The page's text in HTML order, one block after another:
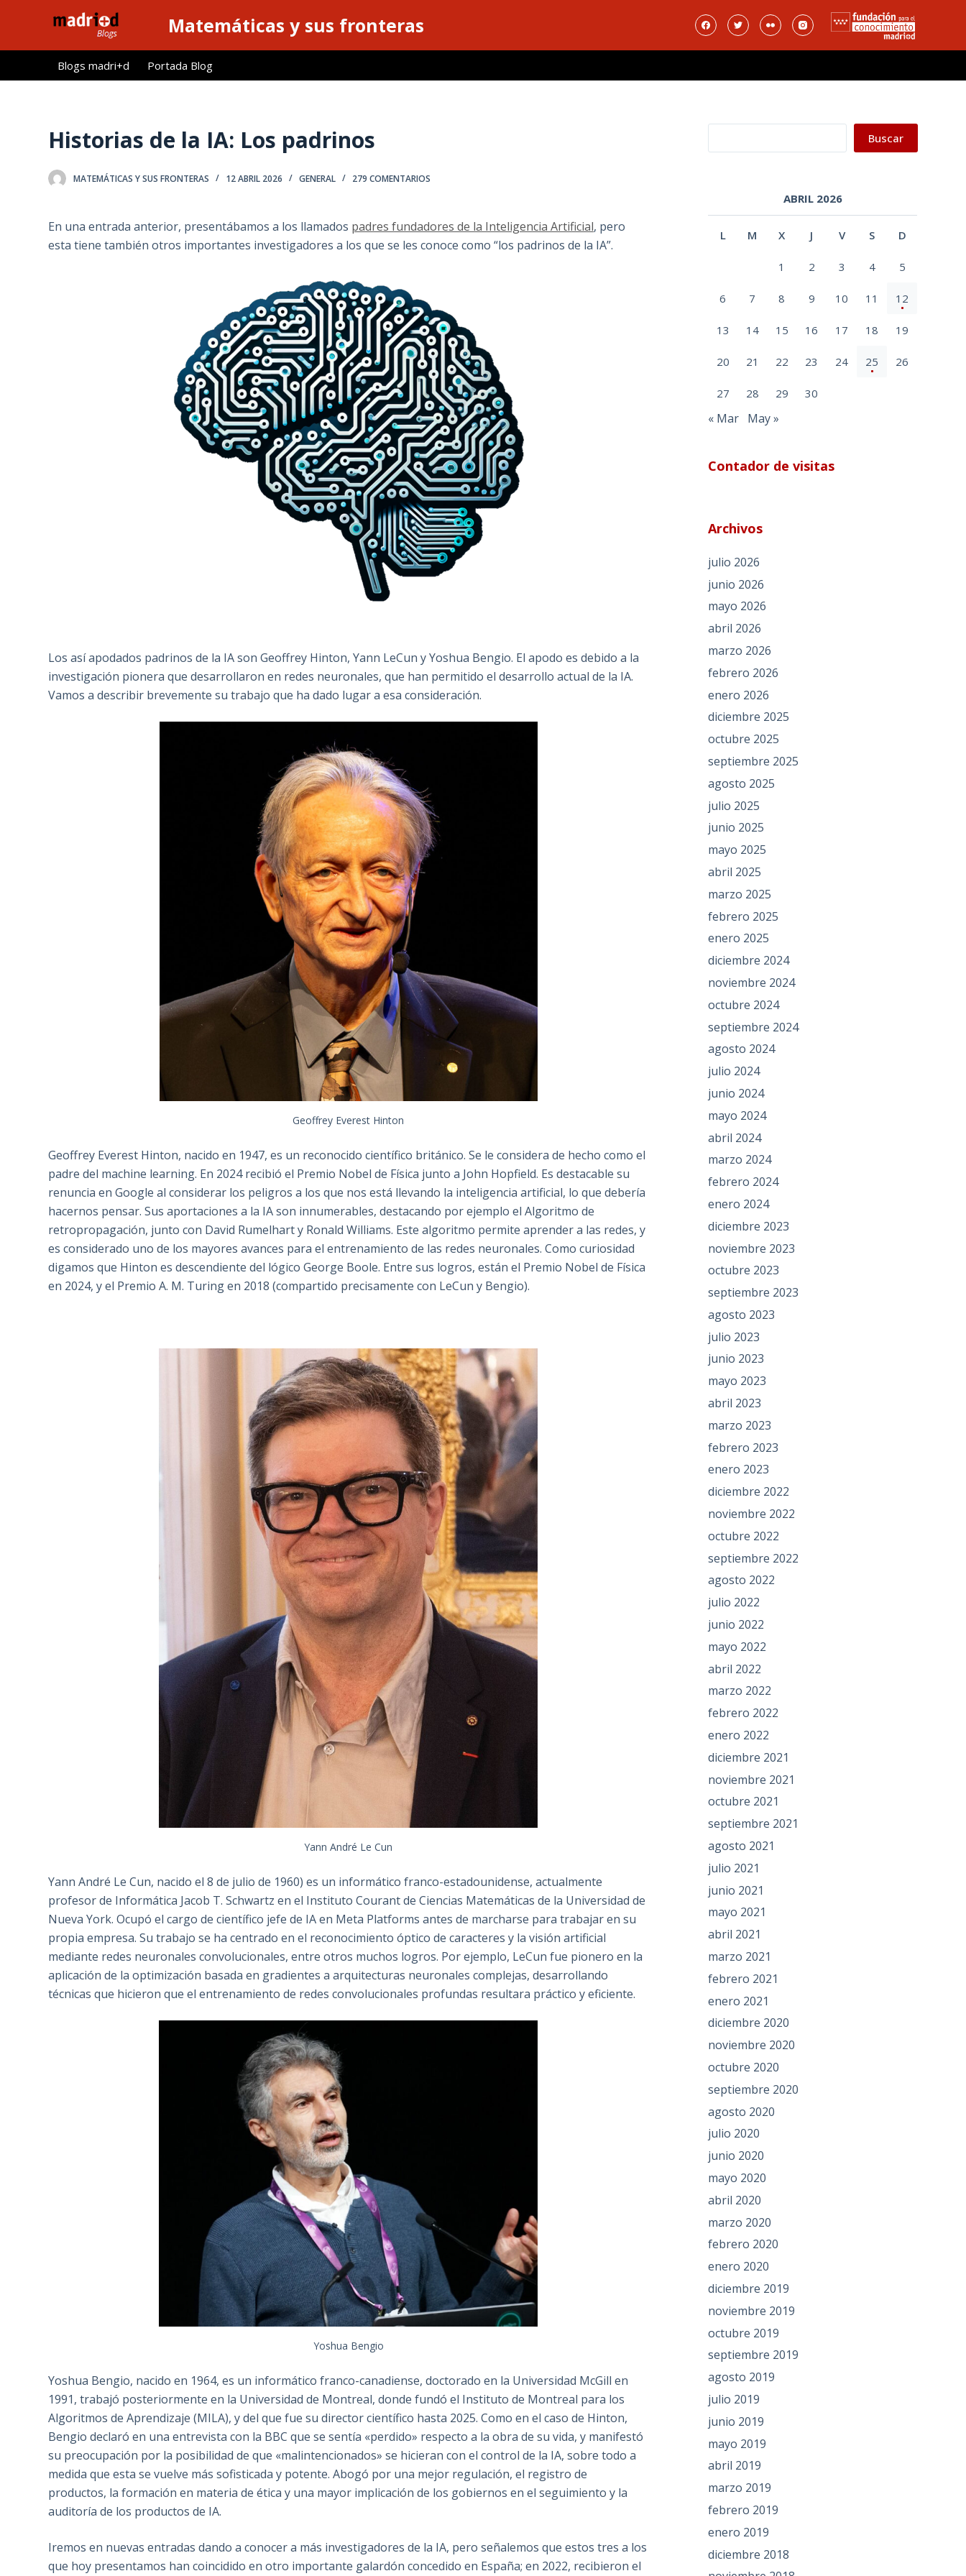
l
Matemáticas y sus fronteras
Blogs madri+d Portada Blog
Historias de la IA: Los padrinos
MATEMÁTICAS Y SUS FRONTERAS 12 ABRIL 2026 GENERAL 279 COMENTARIOS
En una entrada anterior, presentábamos a los llamados padres fundadores de la Inteligencia Artificial, pero
esta tiene también otros importantes investigadores a los que se les conoce como “los padrinos de la IA”.
Los así apodados padrinos de la IA son Geoffrey Hinton, Yann LeCun y Yoshua Bengio. El apodo es debido a la
investigación pionera que desarrollaron en redes neuronales, que han permitido el desarrollo actual de la IA.
Vamos a describir brevemente su trabajo que ha dado lugar a esa consideración.
Geoffrey Everest Hinton
Geoffrey Everest Hinton, nacido en 1947, es un reconocido científico británico. Se le considera de hecho como el
padre del machine learning. En 2024 recibió el Premio Nobel de Física junto a John Hopfield. Es destacable su
renuncia en Google al considerar los peligros a los que nos está llevando la inteligencia artificial, lo que debería
hacernos pensar. Sus aportaciones a la IA son innumerables, destacando por ejemplo el Algoritmo de
retropropagación, junto con David Rumelhart y Ronald Williams. Este algoritmo permite aprender a las redes, y
es considerado uno de los mayores avances para el entrenamiento de las redes neuronales. Como curiosidad
digamos que Hinton es descendiente del lógico George Boole. Entre sus logros, están el Premio Nobel de Física
en 2024, y el Premio A. M. Turing en 2018 (compartido precisamente con LeCun y Bengio).
Yann André Le Cun
Yann André Le Cun, nacido el 8 de julio de 1960) es un informático franco-estadounidense, actualmente
profesor de Informática Jacob T. Schwartz en el Instituto Courant de Ciencias Matemáticas de la Universidad de
Nueva York. Ocupó el cargo de científico jefe de IA en Meta Platforms antes de marcharse para trabajar en su
propia empresa. Su trabajo se ha centrado en el reconocimiento óptico de caracteres y la visión artificial
mediante redes neuronales convolucionales, entre otros muchos logros. Por ejemplo, LeCun fue pionero en la
aplicación de la optimización basada en gradientes a arquitecturas neuronales complejas, desarrollando
técnicas que hicieron que el entrenamiento de redes convolucionales profundas resultara práctico y eficiente.
Yoshua Bengio
Yoshua Bengio, nacido en 1964, es un informático franco-canadiense, doctorado en la Universidad McGill en
1991, trabajó posteriormente en la Universidad de Montreal, donde fundó el Instituto de Montreal para los
Algoritmos de Aprendizaje (MILA), y del que fue su director científico hasta 2025. Como en el caso de Hinton,
Bengio declaró en una entrevista con la BBC que se sentía «perdido» respecto a la obra de su vida, y manifestó
su preocupación por la posibilidad de que «malintencionados» se hicieran con el control de la IA, sobre todo a
medida que esta se vuelve más sofisticada y potente. Abogó por una mejor regulación, el registro de
productos, la formación en materia de ética y una mayor implicación de los gobiernos en el seguimiento y la
auditoría de los productos de IA.
Iremos en nuevas entradas dando a conocer a más investigadores de la IA, pero señalemos que estos tres a los
que hoy presentamos han coincidido en otro importante galardón concedido en España; en 2022, recibieron el
Buscar
ABRIL 2026
L M X J V S D
1 2 3 4 5
6 7 8 9 10 11 12
13 14 15 16 17 18 19
20 21 22 23 24 25 26
27 28 29 30
« Mar May »
Contador de visitas
Archivos
julio 2026
junio 2026
mayo 2026
abril 2026
marzo 2026
febrero 2026
enero 2026
diciembre 2025
octubre 2025
septiembre 2025
agosto 2025
julio 2025
junio 2025
mayo 2025
abril 2025
marzo 2025
febrero 2025
enero 2025
diciembre 2024
noviembre 2024
octubre 2024
septiembre 2024
agosto 2024
julio 2024
junio 2024
mayo 2024
abril 2024
marzo 2024
febrero 2024
enero 2024
diciembre 2023
noviembre 2023
octubre 2023
septiembre 2023
agosto 2023
julio 2023
junio 2023
mayo 2023
abril 2023
marzo 2023
febrero 2023
enero 2023
diciembre 2022
noviembre 2022
octubre 2022
septiembre 2022
agosto 2022
julio 2022
junio 2022
mayo 2022
abril 2022
marzo 2022
febrero 2022
enero 2022
diciembre 2021
noviembre 2021
octubre 2021
septiembre 2021
agosto 2021
julio 2021
junio 2021
mayo 2021
abril 2021
marzo 2021
febrero 2021
enero 2021
diciembre 2020
noviembre 2020
octubre 2020
septiembre 2020
agosto 2020
julio 2020
junio 2020
mayo 2020
abril 2020
marzo 2020
febrero 2020
enero 2020
diciembre 2019
noviembre 2019
octubre 2019
septiembre 2019
agosto 2019
julio 2019
junio 2019
mayo 2019
abril 2019
marzo 2019
febrero 2019
enero 2019
diciembre 2018